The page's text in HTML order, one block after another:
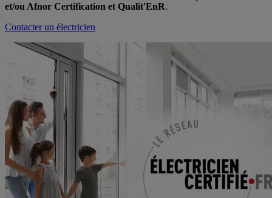
et/ou Afnor Certification et Qualit'EnR.
Contacter un électricien